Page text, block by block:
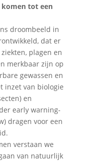
komen tot een
droombeeld in
dat er
plagen en
merkbaar zijn op
gewassen en
inzet van biologie
en
early warning-
dragen voor een
verstaan we
van natuurlijk